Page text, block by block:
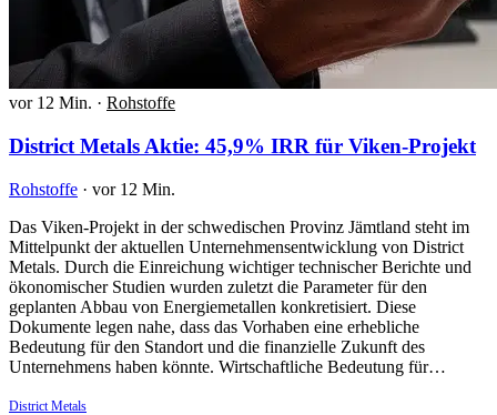
vor 12 Min. · Rohstoffe
District Metals Aktie: 45,9% IRR für Viken-Projekt
Rohstoffe · vor 12 Min.
Das Viken-Projekt in der schwedischen Provinz Jämtland steht im
Mittelpunkt der aktuellen Unternehmensentwicklung von District
Metals. Durch die Einreichung wichtiger technischer Berichte und
ökonomischer Studien wurden zuletzt die Parameter für den
geplanten Abbau von Energiemetallen konkretisiert. Diese
Dokumente legen nahe, dass das Vorhaben eine erhebliche
Bedeutung für den Standort und die finanzielle Zukunft des
Unternehmens haben könnte. Wirtschaftliche Bedeutung für…
District Metals